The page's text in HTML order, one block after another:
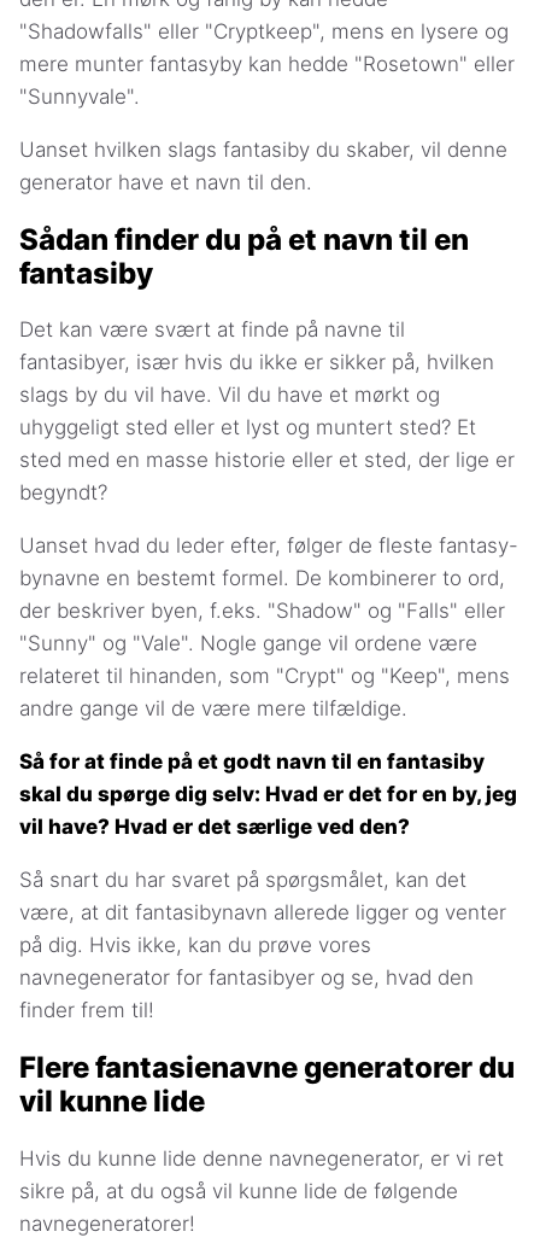
"Shadowfalls" eller "Cryptkeep", mens en lysere og
mere munter fantasyby kan hedde "Rosetown" eller
"Sunnyvale".
Uanset hvilken slags fantasiby du skaber, vil denne
generator have et navn til den.
Sådan finder du på et navn til en
fantasiby
Det kan være svært at finde på navne til
fantasibyer, især hvis du ikke er sikker på, hvilken
slags by du vil have. Vil du have et mørkt og
uhyggeligt sted eller et lyst og muntert sted? Et
sted med en masse historie eller et sted, der lige er
begyndt?
Uanset hvad du leder efter, følger de fleste fantasy-
bynavne en bestemt formel. De kombinerer to ord,
der beskriver byen, f.eks. "Shadow" og "Falls" eller
"Sunny" og "Vale". Nogle gange vil ordene være
relateret til hinanden, som "Crypt" og "Keep", mens
andre gange vil de være mere tilfældige.
Så for at finde på et godt navn til en fantasiby
skal du spørge dig selv: Hvad er det for en by, jeg
vil have? Hvad er det særlige ved den?
Så snart du har svaret på spørgsmålet, kan det
være, at dit fantasibynavn allerede ligger og venter
på dig. Hvis ikke, kan du prøve vores
navnegenerator for fantasibyer og se, hvad den
finder frem til!
Flere fantasienavne generatorer du
vil kunne lide
Hvis du kunne lide denne navnegenerator, er vi ret
sikre på, at du også vil kunne lide de følgende
navnegeneratorer!